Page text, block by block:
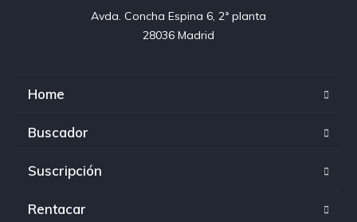
Avda. Concha Espina 6, 2ª planta
28036 Madrid
Home
Buscador
Suscripción
Rentacar